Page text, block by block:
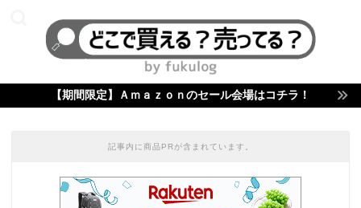
【期間限定】Ａｍａｚｏｎのセール会場はコチラ！
記事内に商品PRが含まれています。